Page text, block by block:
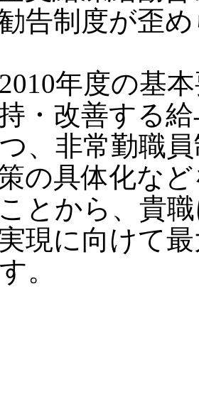
告制度が歪
年度の基
・改善する
、非常勤職
の具体化な
とから、貴
現に向けて
。